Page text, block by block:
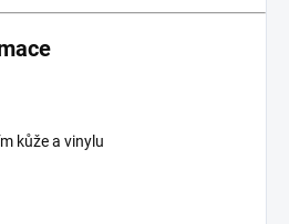
kůže a vinylu